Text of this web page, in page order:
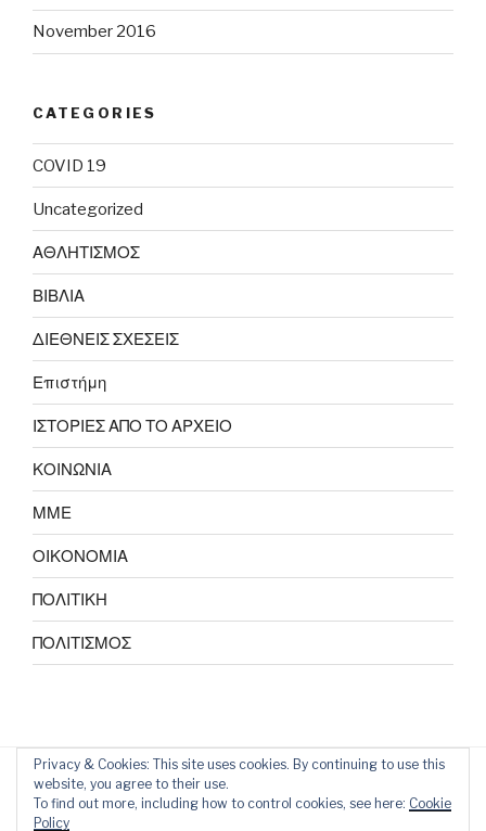
November 2016
CATEGORIES
COVID 19
Uncategorized
ΑΘΛΗΤΙΣΜΟΣ
ΒΙΒΛΙΑ
ΔΙΕΘΝΕΙΣ ΣΧΕΣΕΙΣ
Επιστήμη
ΙΣΤΟΡΙΕΣ ΑΠΟ ΤΟ ΑΡΧΕΙΟ
ΚΟΙΝΩΝΙΑ
ΜΜΕ
ΟΙΚΟΝΟΜΙΑ
ΠΟΛΙΤΙΚΗ
ΠΟΛΙΤΙΣΜΟΣ
Privacy & Cookies: This site uses cookies. By continuing to use this
website, you agree to their use.
To find out more, including how to control cookies, see here: Cookie
Policy